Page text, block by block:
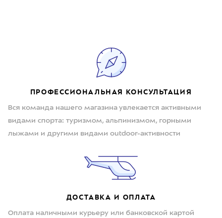
ПРОФЕССИОНАЛЬНАЯ КОНСУЛЬТАЦИЯ
Вся команда нашего магазина увлекается активными
видами спорта: туризмом, альпинизмом, горными
лыжами и другими видами outdoor-активности
ДОСТАВКА И ОПЛАТА
Оплата наличными курьеру или банковской картой